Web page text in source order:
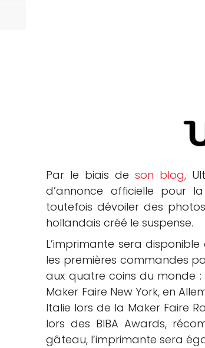
Par le biais deson blog,
d’annonce officielle pour
toutefois dévoiler des
hollandais créé le suspense.
L’imprimante sera
les premières commandes
aux quatre coins du monde :
Maker Faire New York, en
Italie lors de la Maker Faire
lors des BIBA Awards,
gâteau, l’imprimante sera